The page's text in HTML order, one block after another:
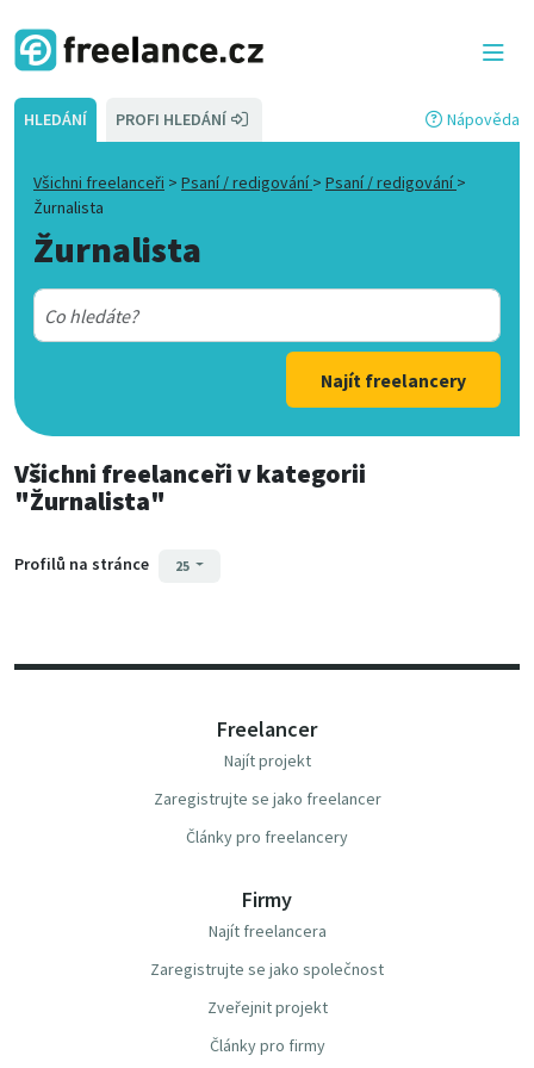
HLEDÁNÍ PROFI HLEDÁNÍ Nápověda
Všichni freelanceři > Psaní / redigování> Psaní / redigování>
Žurnalista
Žurnalista
Najít freelancery
Všichni freelanceřiv kategorii
"Žurnalista"
Profilů na stránce 25
Freelancer
Najít projekt
Zaregistrujte se jako freelancer
Články pro freelancery
Firmy
Najít freelancera
Zaregistrujte se jako společnost
Zveřejnit projekt
Články pro firmy